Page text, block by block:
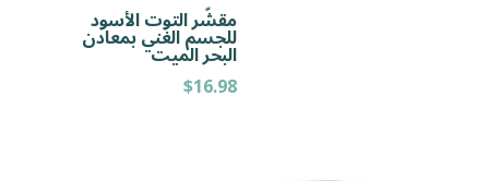
مقشّر التوت الأسود
للجسم الغني بمعادن
البحر الميت
$16.98